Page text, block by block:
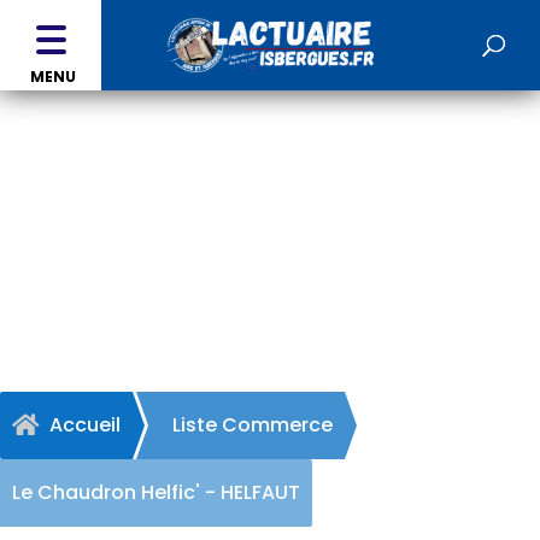
MENU
 Accueil Liste Commerce
Le Chaudron Helfic' - HELFAUT